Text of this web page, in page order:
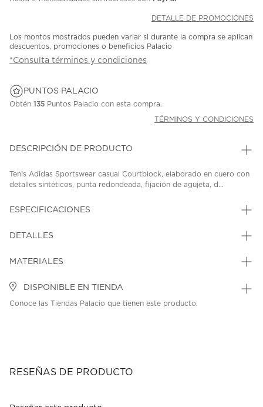
DETALLE DE PROMOCIONES
Los montos mostrados pueden variar si durante la compra se aplican
descuentos, promociones o beneficios Palacio
*Consulta términos y condiciones
PUNTOS PALACIO
Obtén 135 Puntos Palacio con esta compra.
TÉRMINOS Y CONDICIONES
DESCRIPCIÓN DE PRODUCTO
Tenis Adidas Sportswear casual Courtblock, elaborado en cuero con
detalles sintéticos, punta redondeada, fijación de agujeta, d...
ESPECIFICACIONES
DETALLES
MATERIALES
DISPONIBLE EN TIENDA
Conoce las Tiendas Palacio que tienen este producto.
RESEÑAS DE PRODUCTO